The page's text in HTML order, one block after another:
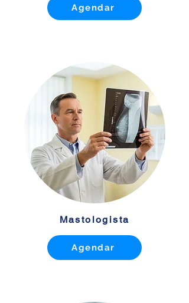
Agendar
Mastologista
Agendar